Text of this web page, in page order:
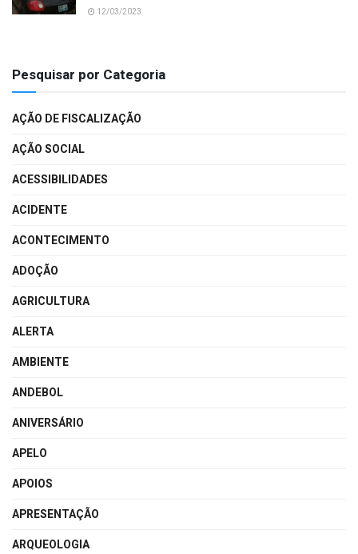
12/03/2023
Pesquisar por Categoria
AÇÃO DE FISCALIZAÇÃO
AÇÃO SOCIAL
ACESSIBILIDADES
ACIDENTE
ACONTECIMENTO
ADOÇÃO
AGRICULTURA
ALERTA
AMBIENTE
ANDEBOL
ANIVERSÁRIO
APELO
APOIOS
APRESENTAÇÃO
ARQUEOLOGIA